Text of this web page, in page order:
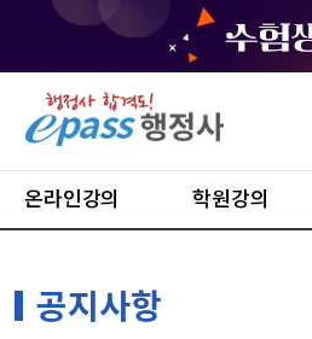
온라인강의 학원강의
공지사항